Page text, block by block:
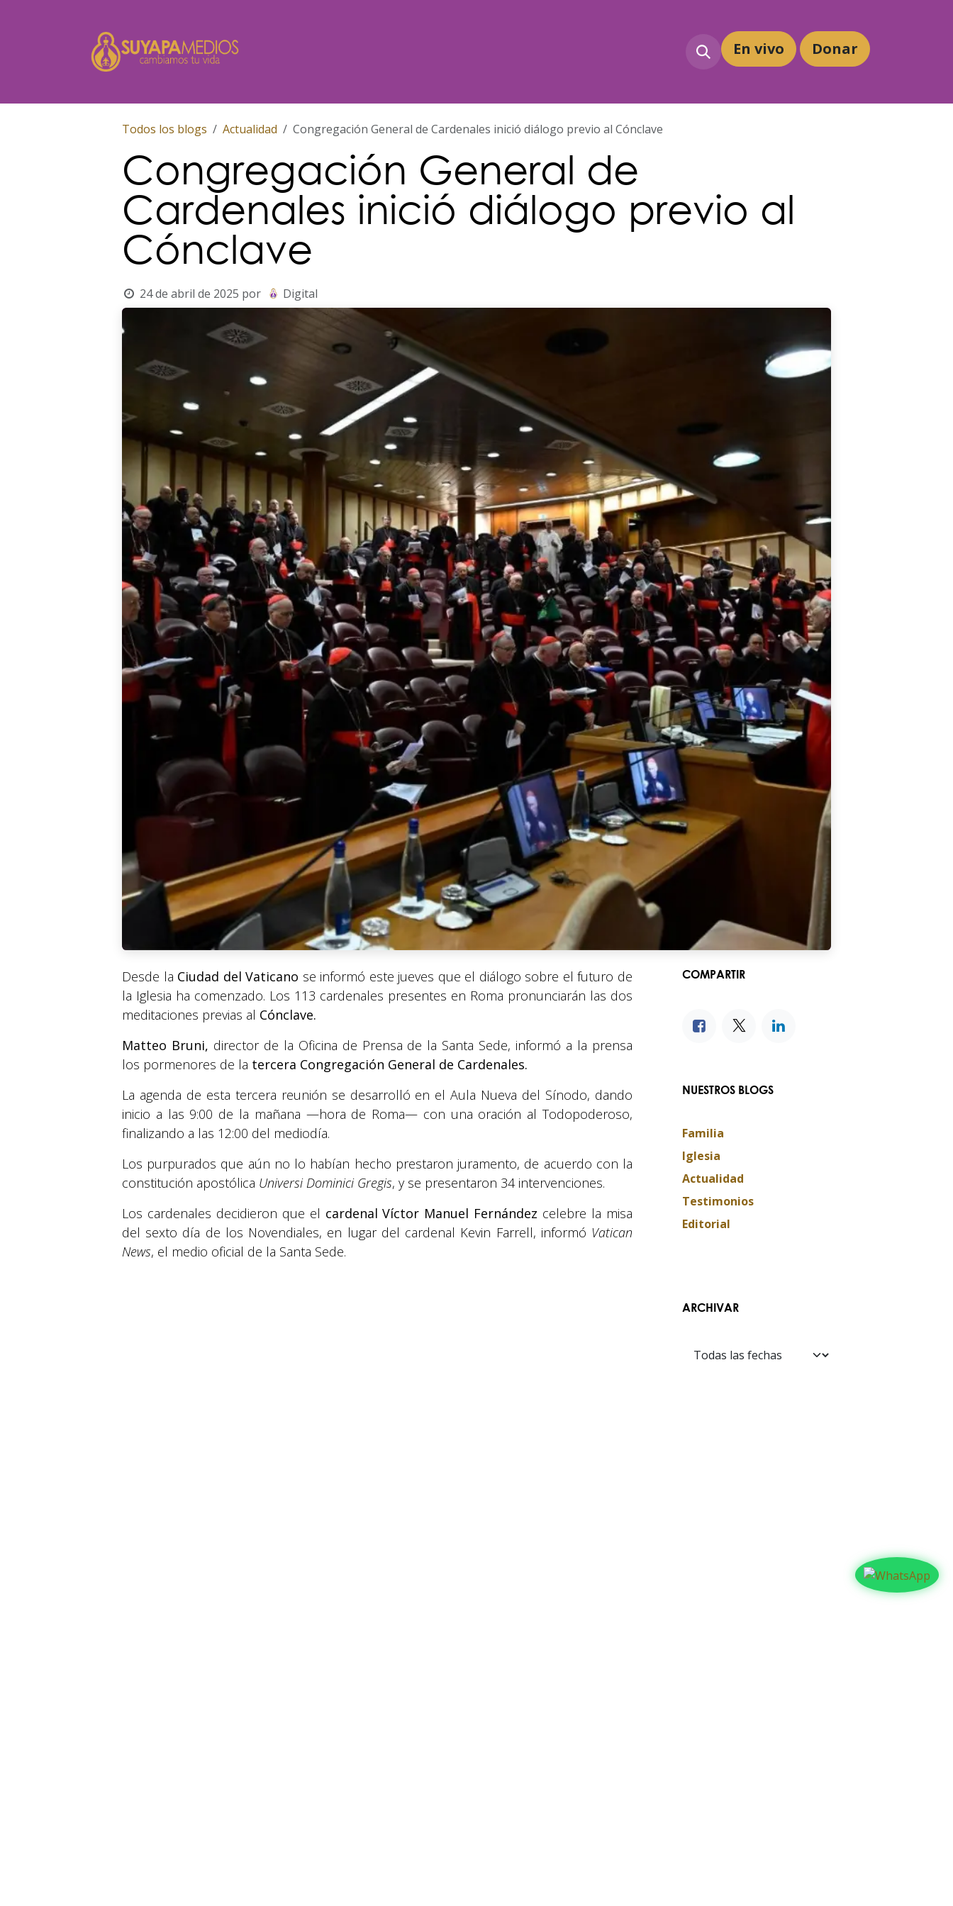
En vivo Donar
Todos los blogs Actualidad Congregación General de Cardenales inició diálogo previo al Cónclave
Congregación General de
Cardenales inició diálogo previo al
Cónclave
24 de abril de 2025 por Digital
Desde la Ciudad del Vaticano se informó este jueves que el diálogo sobre el futuro de
la Iglesia ha comenzado. Los 113 cardenales presentes en Roma pronunciarán las dos
meditaciones previas al Cónclave.
Matteo Bruni, director de la Oficina de Prensa de la Santa Sede, informó a la prensa
los pormenores de la tercera Congregación General de Cardenales.
La agenda de esta tercera reunión se desarrolló en el Aula Nueva del Sínodo, dando
inicio a las 9:00 de la mañana —hora de Roma— con una oración al Todopoderoso,
finalizando a las 12:00 del mediodía.
Los purpurados que aún no lo habían hecho prestaron juramento, de acuerdo con la
constitución apostólica Universi Dominici Gregis, y se presentaron 34 intervenciones.
Los cardenales decidieron que el cardenal Víctor Manuel Fernández celebre la misa
del sexto día de los Novendiales, en lugar del cardenal Kevin Farrell, informó Vatican
News, el medio oficial de la Santa Sede.
COMPARTIR
NUESTROS BLOGS
Familia
Iglesia
Actualidad
Testimonios
Editorial
ARCHIVAR